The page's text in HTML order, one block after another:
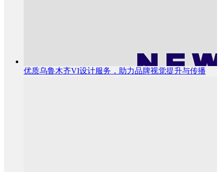
优质乌鲁木齐VI设计服务，助力品牌视觉提升与传播